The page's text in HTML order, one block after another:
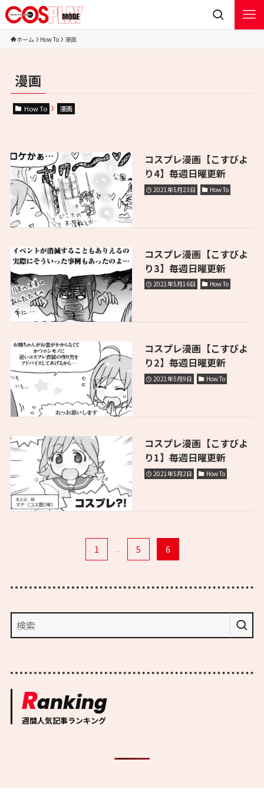
ホーム How To 漫画
漫画
How To 漫画
コスプレ漫画【こすびよ
り4】毎週日曜更新
2021年5月23日 How To
コスプレ漫画【こすびよ
り3】毎週日曜更新
2021年5月16日 How To
コスプレ漫画【こすびよ
り2】毎週日曜更新
2021年5月9日 How To
コスプレ漫画【こすびよ
り1】毎週日曜更新
2021年5月2日 How To
1 ... 5 6
Ranking
週間人気記事ランキング